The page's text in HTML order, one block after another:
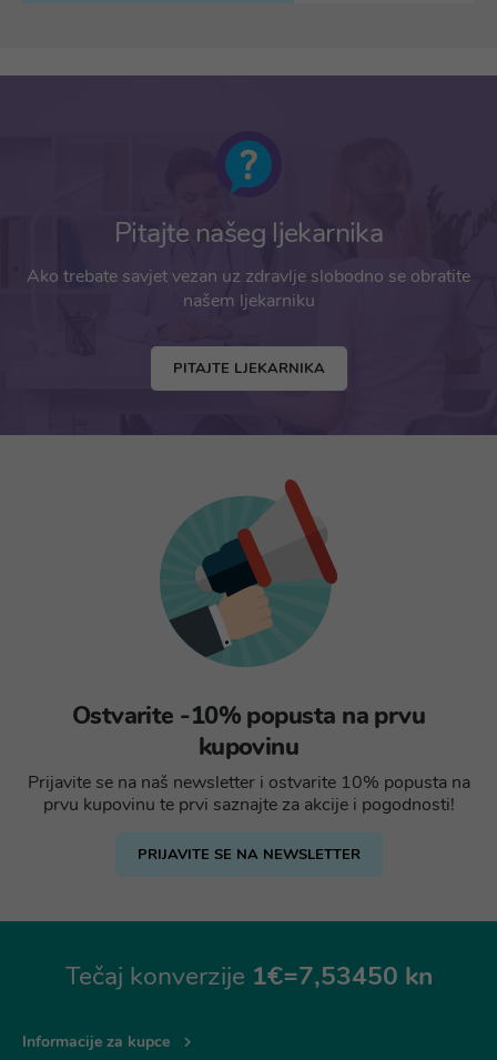
Pitajte našeg ljekarnika
Ako trebate savjet vezan uz zdravlje slobodno se obratite
našem ljekarniku
PITAJTE LJEKARNIKA
Ostvarite -10% popusta na prvu
kupovinu
Prijavite se na naš newsletter i ostvarite 10% popusta na
prvu kupovinu te prvi saznajte za akcije i pogodnosti!
PRIJAVITE SE NA NEWSLETTER
Tečaj konverzije 1€=7,53450 kn
Informacije za kupce